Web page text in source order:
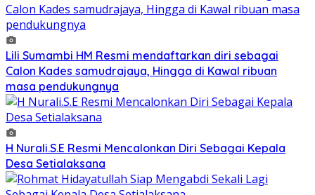
Lili Sumambi HM Resmi mendaftarkan diri sebagai
Calon Kades samudrajaya, Hingga di Kawal ribuan
masa pendukungnya
H Nurali.S.E Resmi Mencalonkan Diri Sebagai Kepala
Desa Setialaksana